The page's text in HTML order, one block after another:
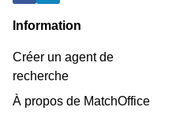
Information
Créer un agent de
recherche
À propos de MatchOffice